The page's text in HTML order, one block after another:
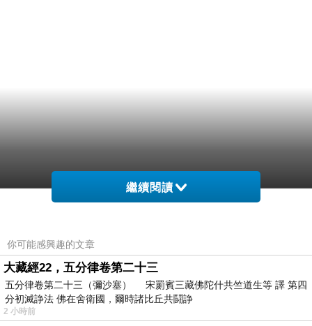
繼續閱讀
你可能感興趣的文章
大藏經22，五分律卷第二十三
五分律卷第二十三（彌沙塞） 宋罽賓三藏佛陀什共竺道生等 譯 第四
分初滅諍法 佛在舍衛國，爾時諸比丘共鬪諍
2 小時前